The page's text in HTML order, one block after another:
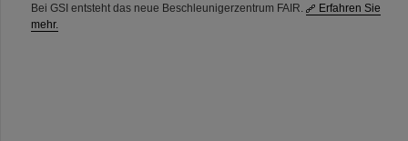
Bei GSI entsteht das neue Beschleunigerzentrum FAIR.
Erfahren Sie
mehr.